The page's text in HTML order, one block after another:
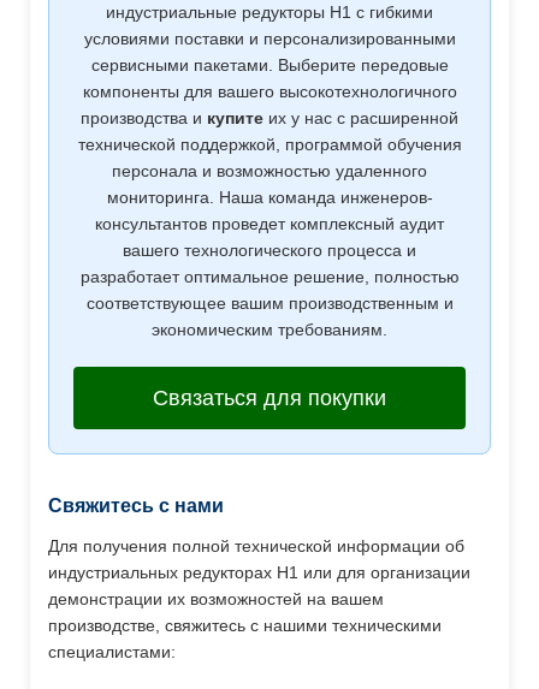
индустриальные редукторы H1 с гибкими
условиями поставки и персонализированными
сервисными пакетами. Выберите передовые
компоненты для вашего высокотехнологичного
производства и купите их у нас с расширенной
технической поддержкой, программой обучения
персонала и возможностью удаленного
мониторинга. Наша команда инженеров-
консультантов проведет комплексный аудит
вашего технологического процесса и
разработает оптимальное решение, полностью
соответствующее вашим производственным и
экономическим требованиям.
Связаться для покупки
Свяжитесь с нами
Для получения полной технической информации об
индустриальных редукторах H1 или для организации
демонстрации их возможностей на вашем
производстве, свяжитесь с нашими техническими
специалистами: